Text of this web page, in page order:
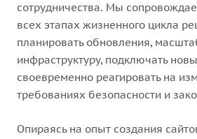
сотрудничества. Мы
всех этапах жизненного цикла
планировать обновления,
инфраструктуру, подключать
своевременно реагировать на
требованиях безопасности и
Опираясь на опыт создания